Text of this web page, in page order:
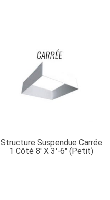
Structure Suspendue Carrée
1 Côté 8′ X 3′-6″ (petit)